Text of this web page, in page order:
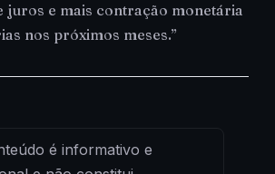
juros e mais contração monetária
nos próximos meses.”
é informativo e